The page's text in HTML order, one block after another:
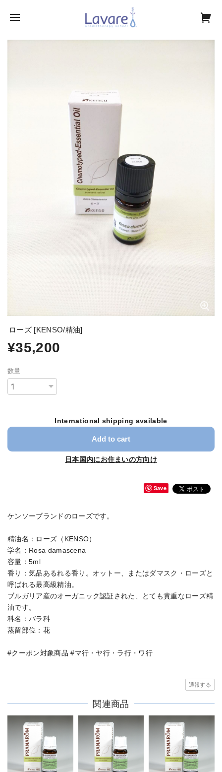
ローズ [KENSO/精油]
¥35,200
数量
International shipping available
Add to cart
日本国内にお住まいの方向け
Save
ケンソーブランドのローズです。
精油名：ローズ（KENSO）
学名：Rosa damascena
容量：5ml
香り：気品あるれる香り。オットー、またはダマスク・ローズと
呼ばれる最高級精油。
ブルガリア産のオーガニック認証された、とても貴重なローズ精
油です。
科名：バラ科
蒸留部位：花
#クーポン対象商品 #マ行・ヤ行・ラ行・ワ行
通報する
関連商品